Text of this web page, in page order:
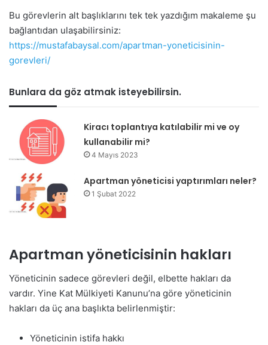
Bu görevlerin alt başlıklarını tek tek yazdığım makaleme şu
bağlantıdan ulaşabilirsiniz:
https://mustafabaysal.com/apartman-yoneticisinin-
gorevleri/
Bunlara da göz atmak isteyebilirsin.
Kiracı toplantıya katılabilir mi ve oy
kullanabilir mi?
4 Mayıs 2023
Apartman yöneticisi yaptırımları neler?
1 Şubat 2022
Apartman yöneticisinin hakları
Yöneticinin sadece görevleri değil, elbette hakları da
vardır. Yine Kat Mülkiyeti Kanunu’na göre yöneticinin
hakları da üç ana başlıkta belirlenmiştir:
Yöneticinin istifa hakkı